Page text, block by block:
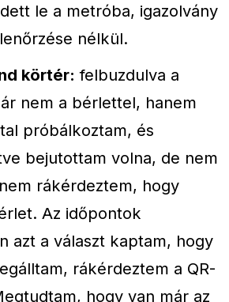
le a metróba, igazolvány
nélkül.
körtér: felbuzdulva a
nem a bérlettel, hanem
próbálkoztam, és
bejutottam volna, de nem
rákérdeztem, hogy
Az időpontok
azt a választ kaptam, hogy
rákérdeztem a QR-
hogy van már az